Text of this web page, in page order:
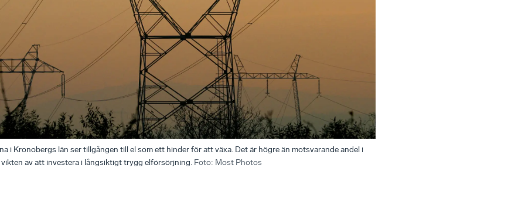
i Kronobergs län ser tillgången till el som ett hinder för att växa. Det är högre än motsvarande andel i
av att investera i långsiktigt trygg elförsörjning. Foto: Most Photos